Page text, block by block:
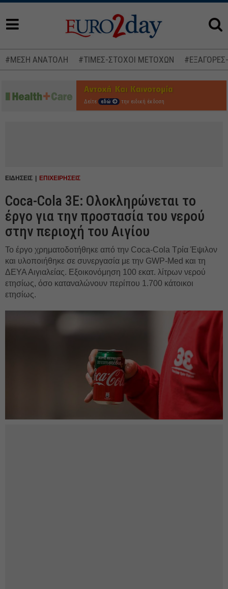
#ΜΕΣΗ ΑΝΑΤΟΛΗ #ΤΙΜΕΣ-ΣΤΟΧΟΙ ΜΕΤΟΧΩΝ
Δείτε εδώ την ειδική έκδοση
ΕΙΔΗΣΕΙΣ ΕΠΙΧΕΙΡΗΣΕΙΣ
Coca-Cola 3E: Ολοκληρώνεται το
έργο για την προστασία του νερού
στην περιοχή του Αιγίου
Το έργο χρηματοδοτήθηκε από την Coca-Cola Τρία Έψιλον
και υλοποιήθηκε σε συνεργασία με την GWP-Med και τη
ΔΕΥΑ Αιγιαλείας. Εξοικονόμηση 100 εκατ. λίτρων νερού
ετησίως, όσο καταναλώνουν περίπου 1.700 κάτοικοι
ετησίως.